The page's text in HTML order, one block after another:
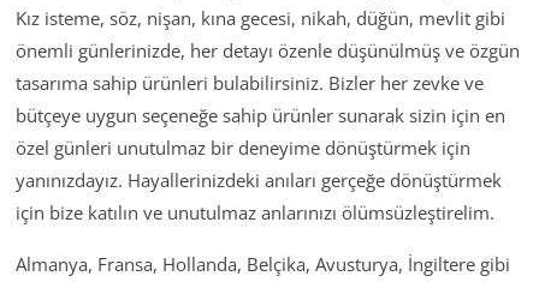
Kız isteme, söz, nişan, kına gecesi, nikah, düğün, mevlit gibi
önemli günlerinizde, her detayı özenle düşünülmüş ve özgün
tasarıma sahip ürünleri bulabilirsiniz. Bizler her zevke ve
bütçeye uygun seçeneğe sahip ürünler sunarak sizin için en
özel günleri unutulmaz bir deneyime dönüştürmek için
yanınızdayız. Hayallerinizdeki anıları gerçeğe dönüştürmek
için bize katılın ve unutulmaz anlarınızı ölümsüzleştirelim.
Almanya, Fransa, Hollanda, Belçika, Avusturya, İngiltere gibi